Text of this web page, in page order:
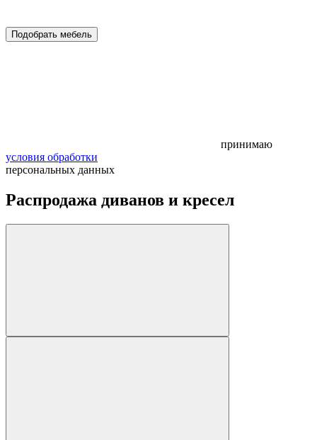
Подобрать мебель
принимаю
условия обработки
персональных данных
Распродажа диванов и кресел